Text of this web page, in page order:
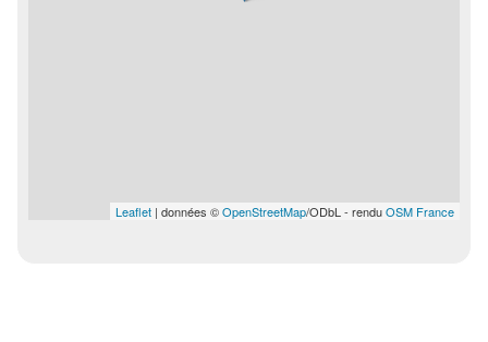
Leaflet | données ©OpenStreetMap/ODbL - renduOSM France